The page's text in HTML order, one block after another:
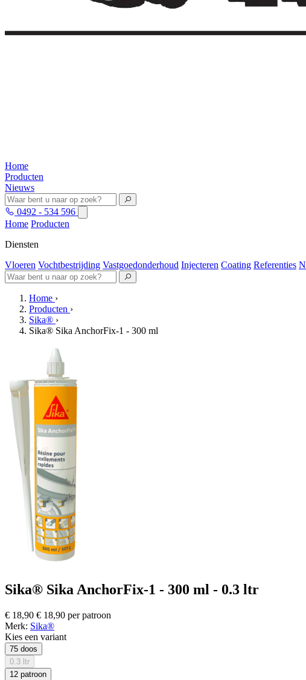
Home
Producten
Nieuws
0492 - 534 596
Home Producten
Diensten
Vloeren Vochtbestrijding Vastgoedonderhoud Injecteren Coating Referenties
Home ›
Producten ›
Sika® ›
Sika® Sika AnchorFix-1 - 300 ml
Sika® Sika AnchorFix-1 - 300 ml - 0.3 ltr
€ 18,90 € 18,90 per patroon
Merk: Sika®
Kies een variant
75 doos
0.3 ltr
12 patroon